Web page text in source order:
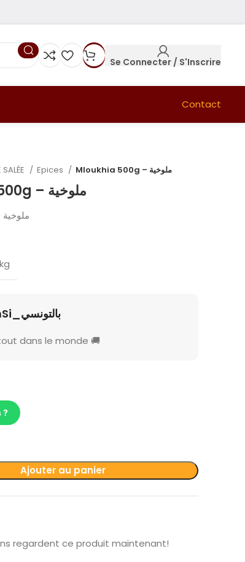
Se Connecter / S'Inscrire
Contact
SALÉE Epices Mloukhia 500g – ملوخية
Mloukhia 500g – ملوخية
Mloukhia 500g – ملوخية
B-TounSi_بالتونسي
dans le monde 🚚
?
Ajouter au panier
regardent ce produit maintenant!